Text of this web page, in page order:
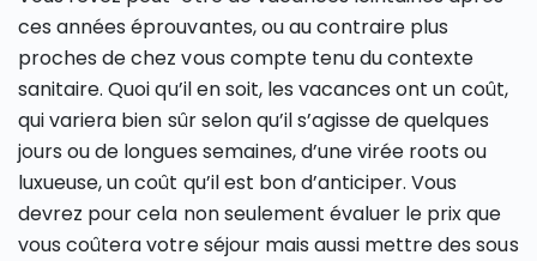
ces années éprouvantes, ou au contraire plus
proches de chez vous compte tenu du contexte
sanitaire. Quoi qu’il en soit, les vacances ont un coût,
qui variera bien sûr selon qu’il s’agisse de quelques
jours ou de longues semaines, d’une virée roots ou
luxueuse, un coût qu’il est bon d’anticiper. Vous
devrez pour cela non seulement évaluer le prix que
vous coûtera votre séjour mais aussi mettre des sous